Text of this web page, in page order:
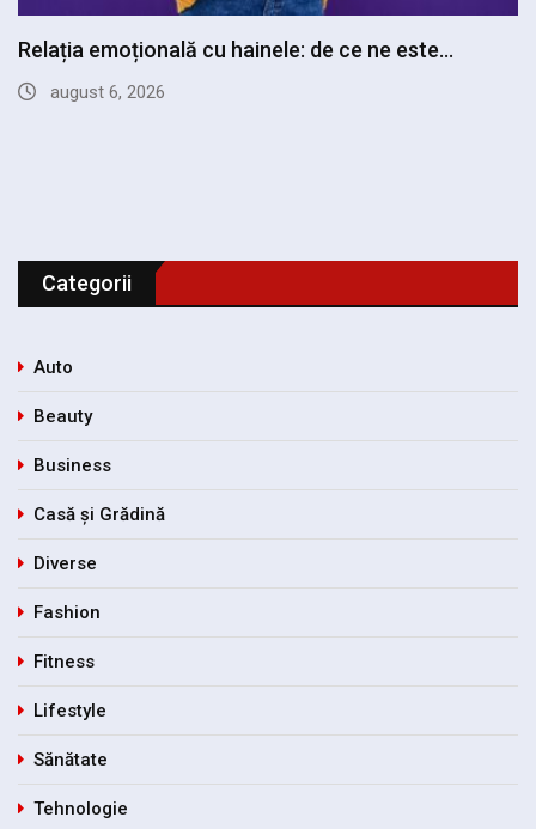
Garderoba profesională creativă poate depăși
costumul clasic fără…
Categorii
Auto
Beauty
Business
Casă și Grădină
Diverse
Fashion
Fitness
Lifestyle
Sănătate
Tehnologie